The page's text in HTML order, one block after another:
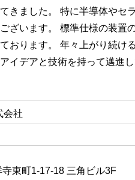
きました。 特に半導体やセ
ざいます。 標準仕様の装置
おります。 年々上がり続け
イデアと技術を持って邁進し
会社
東町1-17-18 三角ビル3F